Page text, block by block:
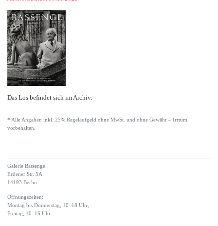
Das Los befindet sich im Archiv.
* Alle Angaben inkl. 25% Regelaufgeld ohne MwSt. und ohne Gewähr – Irrtum
vorbehalten.
Galerie Bassenge
Erdener Str. 5A
14193 Berlin
Öffnungszeiten:
Montag bis Donnerstag, 10–18 Uhr,
Freitag, 10–16 Uhr